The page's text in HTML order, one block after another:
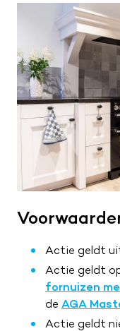
Actie geldt
Actie geldt
fornuizen
de AGA
Actie geldt